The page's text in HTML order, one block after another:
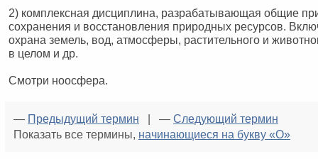
2) комплексная дисциплина, разрабатывающая общие
сохранения и восстановления природных ресурсов.
охрана земель, вод, атмосферы, растительного и
в целом и др.
Смотри ноосфера.
— Предыдущий термин | — Следующий термин
Показать все термины, начинающиеся на букву «О»